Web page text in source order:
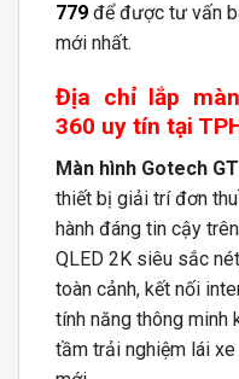
779 để được tư vấn
mới nhất.
Địa chỉ lắp
360 uy tín tại
Màn hình Gotech
thiết bị giải trí đơn
hành đáng tin cậy
QLED 2K siêu sắc
toàn cảnh, kết nối
tính năng thông minh
tầm trải nghiệm lái